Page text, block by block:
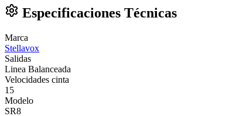
Especificaciones Técnicas
Marca
Stellavox
Salidas
Linea Balanceada
Velocidades cinta
15
Modelo
SR8